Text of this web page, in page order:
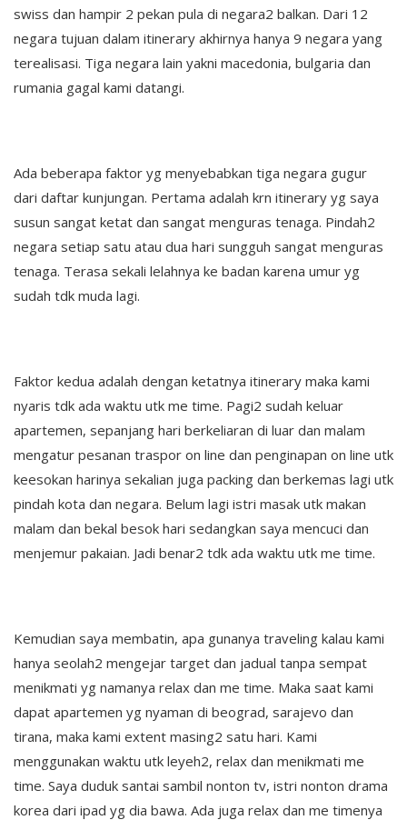
swiss dan hampir 2 pekan pula di negara2 balkan. Dari 12
negara tujuan dalam itinerary akhirnya hanya 9 negara yang
terealisasi. Tiga negara lain yakni macedonia, bulgaria dan
rumania gagal kami datangi.
Ada beberapa faktor yg menyebabkan tiga negara gugur
dari daftar kunjungan. Pertama adalah krn itinerary yg saya
susun sangat ketat dan sangat menguras tenaga. Pindah2
negara setiap satu atau dua hari sungguh sangat menguras
tenaga. Terasa sekali lelahnya ke badan karena umur yg
sudah tdk muda lagi.
Faktor kedua adalah dengan ketatnya itinerary maka kami
nyaris tdk ada waktu utk me time. Pagi2 sudah keluar
apartemen, sepanjang hari berkeliaran di luar dan malam
mengatur pesanan traspor on line dan penginapan on line utk
keesokan harinya sekalian juga packing dan berkemas lagi utk
pindah kota dan negara. Belum lagi istri masak utk makan
malam dan bekal besok hari sedangkan saya mencuci dan
menjemur pakaian. Jadi benar2 tdk ada waktu utk me time.
Kemudian saya membatin, apa gunanya traveling kalau kami
hanya seolah2 mengejar target dan jadual tanpa sempat
menikmati yg namanya relax dan me time. Maka saat kami
dapat apartemen yg nyaman di beograd, sarajevo dan
tirana, maka kami extent masing2 satu hari. Kami
menggunakan waktu utk leyeh2, relax dan menikmati me
time. Saya duduk santai sambil nonton tv, istri nonton drama
korea dari ipad yg dia bawa. Ada juga relax dan me timenya